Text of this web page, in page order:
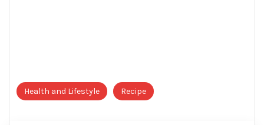
Health and Lifestyle Recipe